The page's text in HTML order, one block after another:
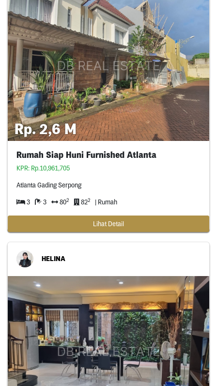
Rp. 2,6 M
Rumah Siap Huni Furnished Atlanta
KPR: Rp.10,961,705
Atlanta Gading Serpong
3 3 802 822 | Rumah
Lihat Detail
HELINA